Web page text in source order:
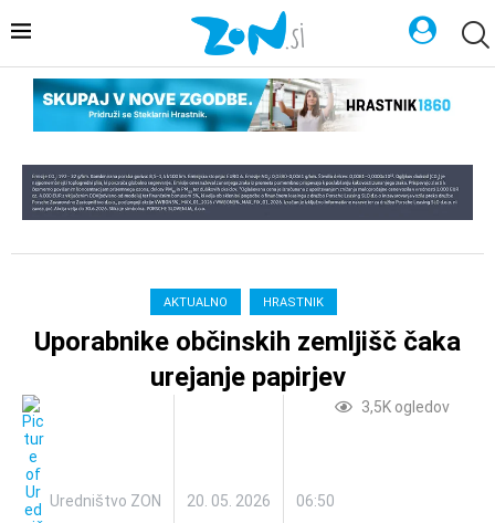
AKTUALNO HRASTNIK
Uporabnike občinskih zemljišč čaka
urejanje papirjev
Uredništvo ZON 20. 05. 2026 06:50
3,5K ogledov